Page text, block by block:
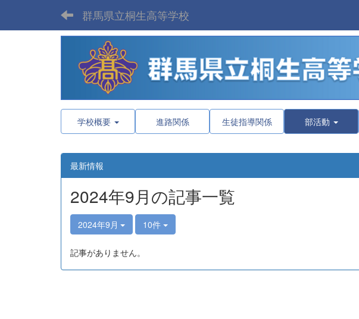
群馬県立桐生高等学校
学校概要 進路関係 生徒指導関係 部活動
最新情報
2024年9月の記事一覧
2024年9月 10件
記事がありません。